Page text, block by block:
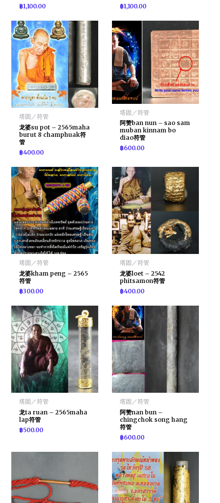
฿1,100.00
฿1,100.00
塔固／符管
龙婆su pot – 2565maha
burut 8 champhuak符
管
฿400.00
塔固／符管
阿赞ban nun – sao sam
muban kinnam bo
diao符管
฿600.00
塔固／符管
龙婆kham peng – 2565
符管
฿300.00
塔固／符管
龙婆loet – 2542
phitsamon符管
฿400.00
塔固／符管
龙ta ruan – 2565maha
lap符管
฿500.00
塔固／符管
阿赞nan bun –
chingchok song hang
符管
฿600.00